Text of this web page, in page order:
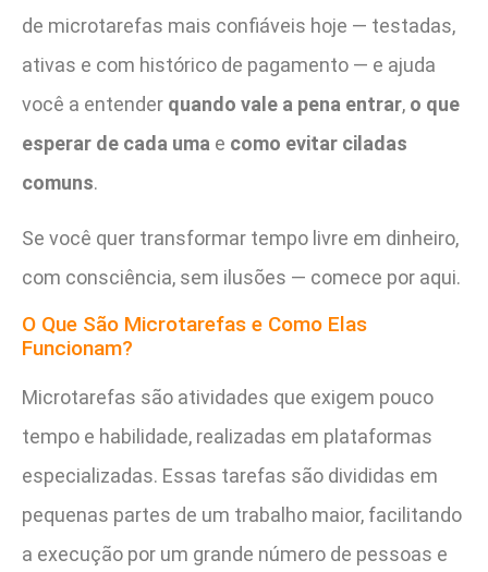
de microtarefas mais confiáveis hoje — testadas,
ativas e com histórico de pagamento — e ajuda
você a entender quando vale a pena entrar, o que
esperar de cada uma e como evitar ciladas
comuns.
Se você quer transformar tempo livre em dinheiro,
com consciência, sem ilusões — comece por aqui.
O Que São Microtarefas e Como Elas
Funcionam?
Microtarefas são atividades que exigem pouco
tempo e habilidade, realizadas em plataformas
especializadas. Essas tarefas são divididas em
pequenas partes de um trabalho maior, facilitando
a execução por um grande número de pessoas e